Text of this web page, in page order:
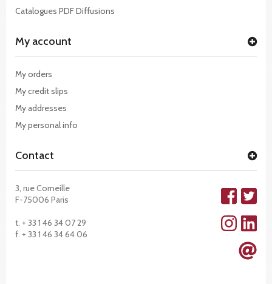
Catalogues PDF Diffusions
My account
My orders
My credit slips
My addresses
My personal info
Contact
3, rue Corneille
F-75006 Paris
t. + 33 1 46 34 07 29
f. + 33 1 46 34 64 06